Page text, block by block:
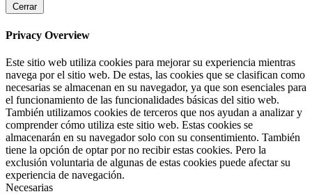
Cerrar
Privacy Overview
Este sitio web utiliza cookies para mejorar su experiencia mientras
navega por el sitio web. De estas, las cookies que se clasifican como
necesarias se almacenan en su navegador, ya que son esenciales para
el funcionamiento de las funcionalidades básicas del sitio web.
También utilizamos cookies de terceros que nos ayudan a analizar y
comprender cómo utiliza este sitio web. Estas cookies se
almacenarán en su navegador solo con su consentimiento. También
tiene la opción de optar por no recibir estas cookies. Pero la
exclusión voluntaria de algunas de estas cookies puede afectar su
experiencia de navegación.
Necesarias